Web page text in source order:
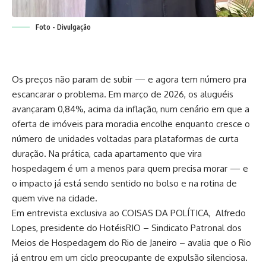
Foto - Divulgação
Os preços não param de subir — e agora tem número pra
escancarar o problema. Em março de 2026, os aluguéis
avançaram 0,84%, acima da inflação, num cenário em que a
oferta de imóveis para moradia encolhe enquanto cresce o
número de unidades voltadas para plataformas de curta
duração. Na prática, cada apartamento que vira
hospedagem é um a menos para quem precisa morar — e
o impacto já está sendo sentido no bolso e na rotina de
quem vive na cidade.
Em entrevista exclusiva ao COISAS DA POLÍTICA, Alfredo
Lopes, presidente do HotéisRIO – Sindicato Patronal dos
Meios de Hospedagem do Rio de Janeiro – avalia que o Rio
já entrou em um ciclo preocupante de expulsão silenciosa.